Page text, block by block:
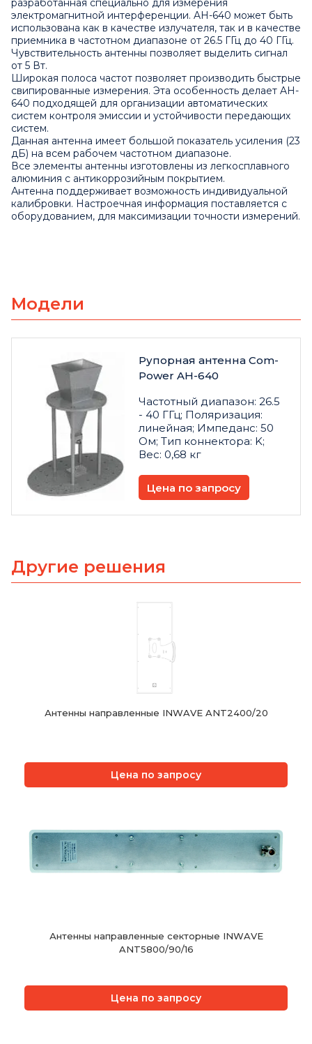
разработанная специально для измерения
электромагнитной интерференции. AH-640 может быть
использована как в качестве излучателя, так и в качестве
приемника в частотном диапазоне от 26.5 ГГц до 40 ГГц.
Чувствительность антенны позволяет выделить сигнал
от 5 Вт.
Широкая полоса частот позволяет производить быстрые
свипированные измерения. Эта особенность делает AH-
640 подходящей для организации автоматических
систем контроля эмиссии и устойчивости передающих
систем.
Данная антенна имеет большой показатель усиления (23
дБ) на всем рабочем частотном диапазоне.
Все элементы антенны изготовлены из легкосплавного
алюминия с антикоррозийным покрытием.
Антенна поддерживает возможность индивидуальной
калибровки. Настроечная информация поставляется с
оборудованием, для максимизации точности измерений.
Модели
Рупорная антенна Com-
Power AH-640
Частотный диапазон: 26.5
- 40 ГГц; Поляризация:
линейная; Импеданс: 50
Ом; Тип коннектора: K;
Вес: 0,68 кг
Цена по запросу
Другие решения
Антенны направленные INWAVE ANT2400/20
Цена по запросу
Антенны направленные секторные INWAVE
ANT5800/90/16
Цена по запросу